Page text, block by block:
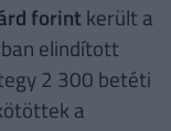
forintkerült a
elindított
2 300 betéti
a